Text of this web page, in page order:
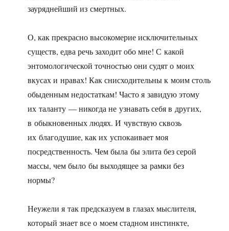
зауряднейший из смертных.
О, как прекрасно высокомерие исключительных
существ, едва речь заходит обо мне! С какой
энтомологической точностью они судят о моих
вкусах и нравах! Как снисходительны к моим столь
обыденным недостаткам! Часто я завидую этому
их таланту — никогда не узнавать себя в других,
в обыкновенных людях. И чувствую сквозь
их благодушие, как их успокаивает моя
посредственность. Чем была бы элита без серой
массы, чем было бы выходящее за рамки без
нормы?
Неужели я так предсказуем в глазах мыслителя,
который знает все о моем стадном инстинкте,